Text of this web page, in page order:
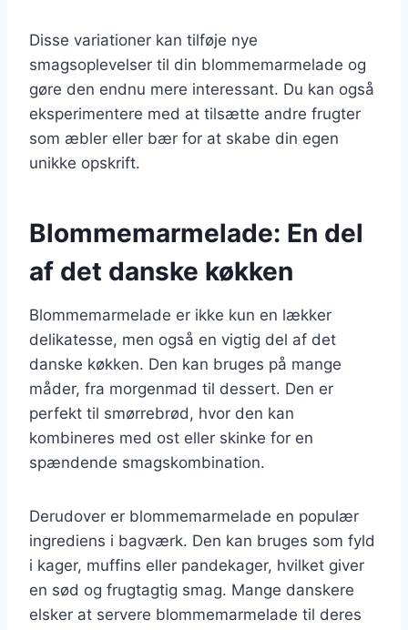
Disse variationer kan tilføje nye
smagsoplevelser til din blommemarmelade og
gøre den endnu mere interessant. Du kan også
eksperimentere med at tilsætte andre frugter
som æbler eller bær for at skabe din egen
unikke opskrift.
Blommemarmelade: En del
af det danske køkken
Blommemarmelade er ikke kun en lækker
delikatesse, men også en vigtig del af det
danske køkken. Den kan bruges på mange
måder, fra morgenmad til dessert. Den er
perfekt til smørrebrød, hvor den kan
kombineres med ost eller skinke for en
spændende smagskombination.
Derudover er blommemarmelade en populær
ingrediens i bagværk. Den kan bruges som fyld
i kager, muffins eller pandekager, hvilket giver
en sød og frugtagtig smag. Mange danskere
elsker at servere blommemarmelade til deres